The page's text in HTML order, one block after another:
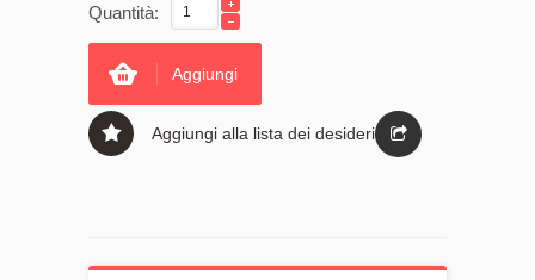
Quantità:
Aggiungi
Aggiungi alla lista dei desideri